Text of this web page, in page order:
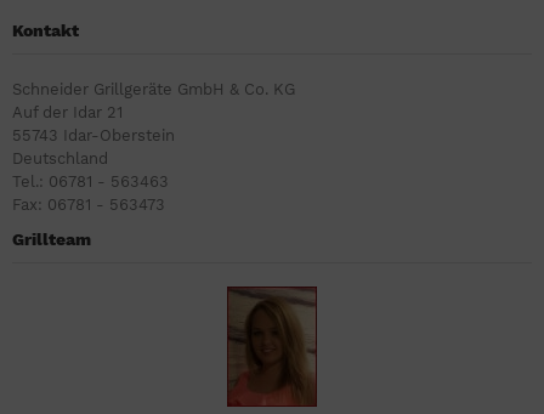
Kontakt
Schneider Grillgeräte GmbH & Co. KG
Auf der Idar 21
55743 Idar-Oberstein
Deutschland
Tel.: 06781 - 563463
Fax: 06781 - 563473
Grillteam